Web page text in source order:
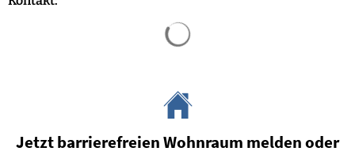
Jetzt barrierefreien Wohnraum melden oder